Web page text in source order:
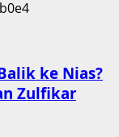
ke Nias?
Zulfikar